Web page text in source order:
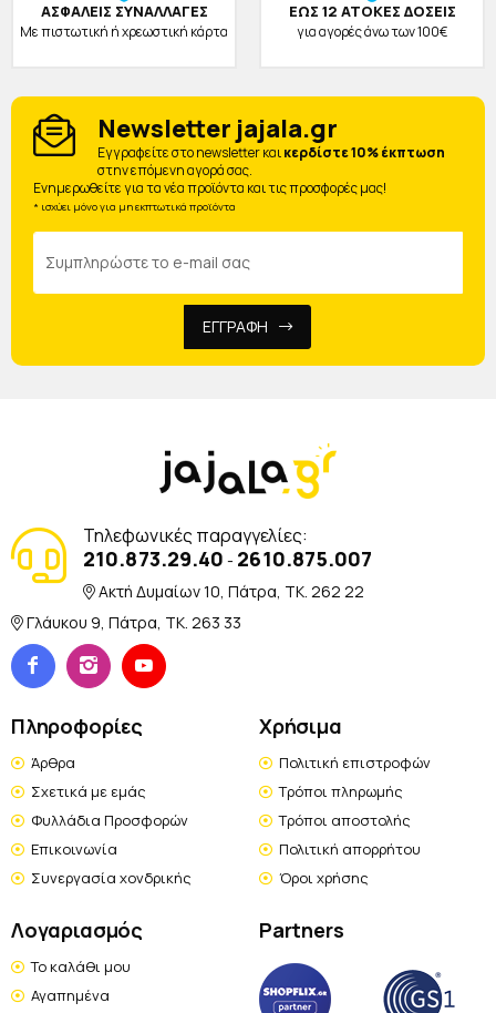
ΑΣΦΑΛΕΙΣ ΣΥΝΑΛΛΑΓΕΣ
Με πιστωτική ή χρεωστική κάρτα
ΕΩΣ 12 ΑΤΟΚΕΣ ΔΟΣΕΙΣ
για αγορές άνω των 100€
Newsletter jajala.gr
Eγγραφείτε στο newsletter καικερδίστε 10% έκπτωση
στην επόμενη αγορά σας.
Ενημερωθείτε για τα νέα προϊόντα και τις προσφορές μας!
* ισχύει μόνο για μη εκπτωτικά προϊόντα
ΕΓΓΡΑΦΗ
Τηλεφωνικές παραγγελίες:
210.873.29.40 - 2610.875.007
Ακτή Δυμαίων 10, Πάτρα, TK. 262 22
Γλάυκου 9, Πάτρα, TK. 263 33
Πληροφορίες
Άρθρα
Σχετικά με εμάς
Φυλλάδια Προσφορών
Επικοινωνία
Συνεργασία χονδρικής
Χρήσιμα
Πολιτική επιστροφών
Τρόποι πληρωμής
Τρόποι αποστολής
Πολιτική απορρήτου
Όροι χρήσης
Λογαριασμός
Το καλάθι μου
Αγαπημένα
Partners